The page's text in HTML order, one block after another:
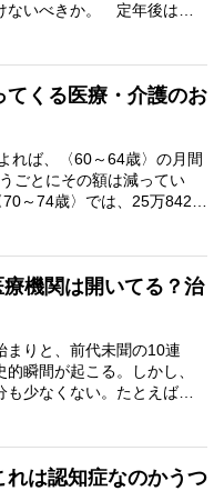
ないべきか。 定年後は病
くる医療・介護のお
れば、〈60～64歳〉の月間
ごとにその額は減ってい
～74歳〉では、25万8425
機関は開いてる？治
まりと、前代未聞の10連
瞬間が起こる。しかし、
少なくない。たとえば大
は認知症なのかうつ